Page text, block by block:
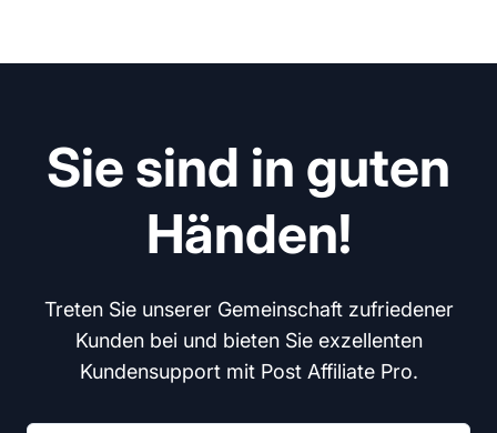
Sie sind in guten
Händen!
Treten Sie unserer Gemeinschaft zufriedener
Kunden bei und bieten Sie exzellenten
Kundensupport mit Post Affiliate Pro.